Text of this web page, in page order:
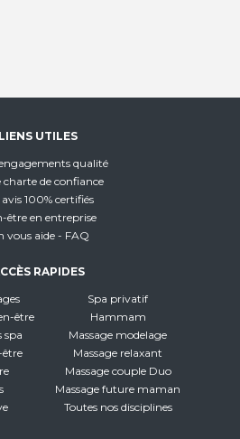
LIENS UTILES
qualité
charte de confiance
avis 100% certifiés
être en entreprise
vous aide - FAQ
RAPIDES
être
spa
Spa privatif
Hammam
Massage modelage
Massage relaxant
Massage couple Duo
Massage future maman
Toutes nos disciplines